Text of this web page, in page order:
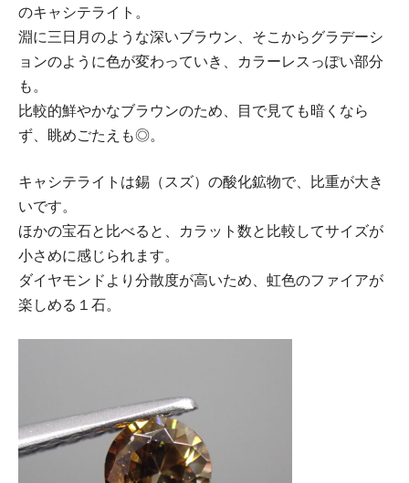
のキャシテライト。
淵に三日月のような深いブラウン、そこからグラデーシ
ョンのように色が変わっていき、カラーレスっぽい部分
も。
比較的鮮やかなブラウンのため、目で見ても暗くなら
ず、眺めごたえも◎。
キャシテライトは錫（スズ）の酸化鉱物で、比重が大き
いです。
ほかの宝石と比べると、カラット数と比較してサイズが
小さめに感じられます。
ダイヤモンドより分散度が高いため、虹色のファイアが
楽しめる１石。